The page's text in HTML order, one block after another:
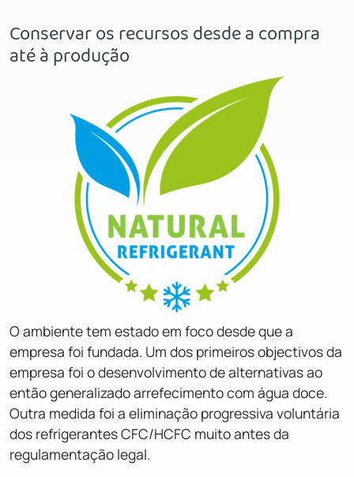
Conservar os recursos desde a compra
até à produção
O ambiente tem estado em foco desde que a
empresa foi fundada. Um dos primeiros objectivos da
empresa foi o desenvolvimento de alternativas ao
então generalizado arrefecimento com água doce.
Outra medida foi a eliminação progressiva voluntária
dos refrigerantes CFC/HCFC muito antes da
regulamentação legal.